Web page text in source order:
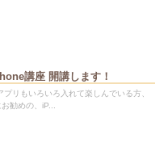
講座 開講します！
リもいろいろ入れて楽しんでいる方、
勧めの、iP...